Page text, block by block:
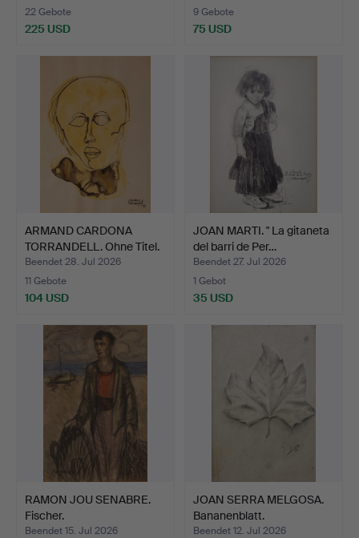
22 Gebote
225 USD
9 Gebote
75 USD
ARMAND CARDONA
TORRANDELL. Ohne Titel.
Beendet 28. Jul 2026
11 Gebote
104 USD
JOAN MARTI. " La gitaneta
del barri de Per…
Beendet 27. Jul 2026
1 Gebot
35 USD
RAMON JOU SENABRE.
Fischer.
Beendet 15. Jul 2026
JOAN SERRA MELGOSA.
Bananenblatt.
Beendet 12. Jul 2026